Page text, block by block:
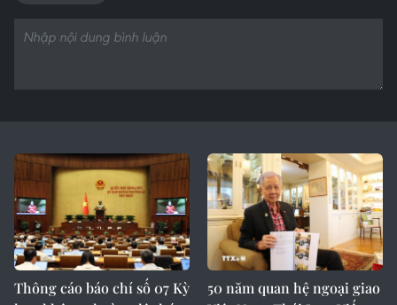
Thông cáo báo chí số 07 Kỳ
50 năm quan hệ ngoại giao